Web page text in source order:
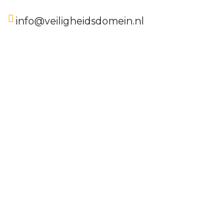
info@veiligheidsdomein.nl